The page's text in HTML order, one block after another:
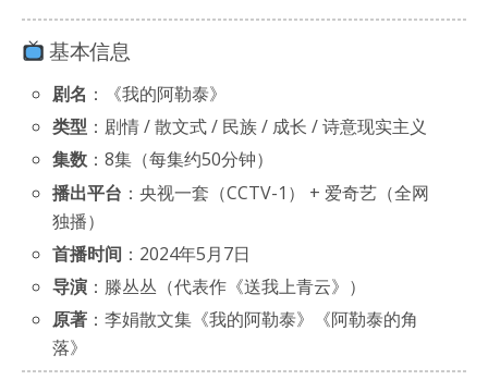
基本信息
剧名 ：《我的阿勒泰》
类型 ：剧情 / 散文式 / 民族 / 成长 / 诗意现实主义
集数 ：8集（每集约50分钟）
播出平台 ：央视一套（CCTV-1） + 爱奇艺（全网
独播）
首播时间 ：2024年5月7日
导演 ：滕丛丛（代表作《送我上青云》）
原著 ：李娟散文集《我的阿勒泰》《阿勒泰的角
落》